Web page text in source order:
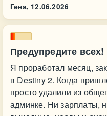
Гена, 12.06.2026
Предупредите
Я проработал месяц,
в Destiny 2. Когда
просто удалили из
админке. Ни зарплаты,